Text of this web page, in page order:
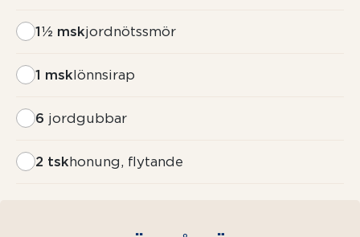
1½ mskjordnötssmör
1 msklönnsirap
6 jordgubbar
2 tskhonung, flytande